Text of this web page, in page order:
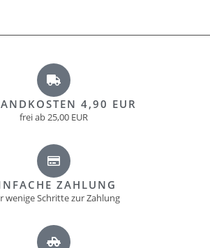
4,90 EUR
frei ab 25,00 EUR
ZAHLUNG
wenige Schritte zur Zahlung